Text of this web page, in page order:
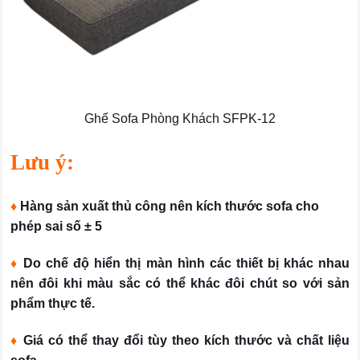
Ghế Sofa Phòng Khách SFPK-12
Lưu ý:
♦ Hàng sản xuất thủ công nên kích thước sofa cho
phép sai số ± 5
♦
Do chế độ hiển thị màn hình các thiết bị khác nhau
nên đôi khi màu sắc có thể khác đôi chút so với sản
phẩm thực tế.
♦ Giá có thể thay đổi tùy theo kích thước và chất liệu